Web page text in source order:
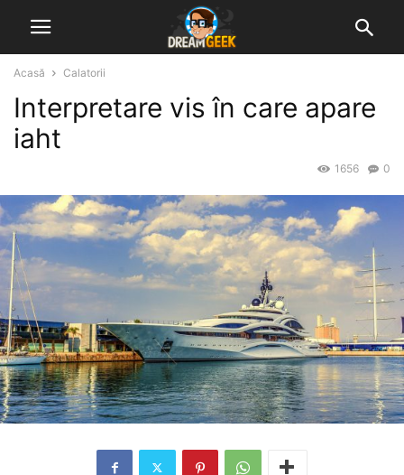
Acasă Calatorii
Interpretare vis în care apare
iaht
0
1656